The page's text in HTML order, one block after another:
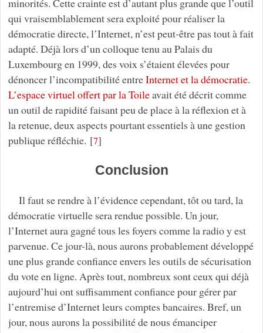
qui vraisemblablement sera exploité pour réaliser la
démocratie directe, l’Internet, n’est peut-être pas tout à fait
adapté. Déjà lors d’un colloque tenu au Palais du
Luxembourg en 1999, des voix s’étaient élevées pour
dénoncer l’incompatibilité entreInternet et la démocratie.
L’espace virtuel offert par la Toileavait été décrit comme
un outil de rapidité faisant peu de place à la réflexion et à
la retenue, deux aspects pourtant essentiels à une gestion
publique réfléchie. [7]
Conclusion
Il faut se rendre à l’évidence cependant, tôt ou tard, la
démocratie virtuelle sera rendue possible. Un jour,
l’Internet aura gagné tous les foyers comme la radio y est
parvenue. Ce jour-là, nous aurons probablement développé
une plus grande confiance envers les outils de sécurisation
du vote en ligne. Après tout, nombreux sont ceux qui déjà
aujourd’hui ont suffisamment confiance pour gérer par
l’entremise d’Internet leurs comptes bancaires. Bref, un
jour, nous aurons la possibilité de nous émanciper